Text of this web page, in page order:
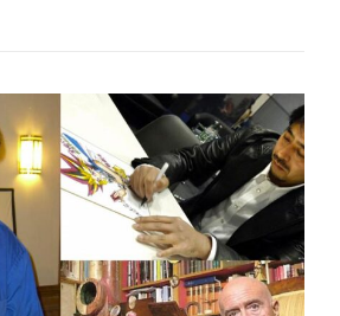
IL
DI
UN
PAESE